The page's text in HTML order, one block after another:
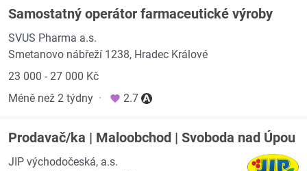
Samostatný operátor farmaceutické výroby
SVUS Pharma a.s.
Smetanovo nábřeží 1238, Hradec Králové
23 000 - 27 000 Kč
Méně než 2 týdny · 2.7
Prodavač/ka | Maloobchod | Svoboda nad Úpou
JIP východočeská, a.s.